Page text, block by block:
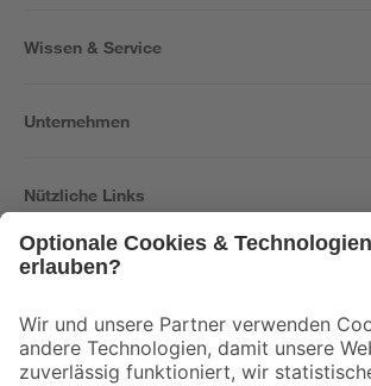
Wissen & Service
Unternehmen
Nützliche Links
Der toom Newsletter: Keine Angebote und Aktionen
Zur Newsletter Anmeldung